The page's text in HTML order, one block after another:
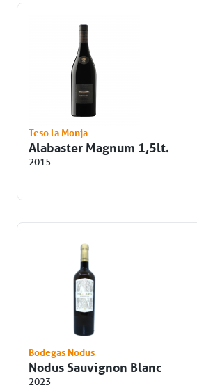
Teso la Monja
Alabaster Magnum 1,5lt.
2015
Bodegas Nodus
Nodus Sauvignon Blanc
2023